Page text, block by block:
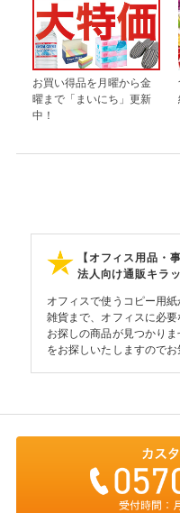
お買い得品を月曜から金
曜まで「まいにち」更新
中！
【オフィス用品・
法人向け通販キラ
オフィスで使うコピー用
雑貨まで、オフィスに必要
お探しの商品が見つかり
をお探しいたしますので